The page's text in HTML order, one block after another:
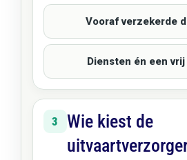
Vooraf verzekerde
Diensten én een
3
Wie kiest de